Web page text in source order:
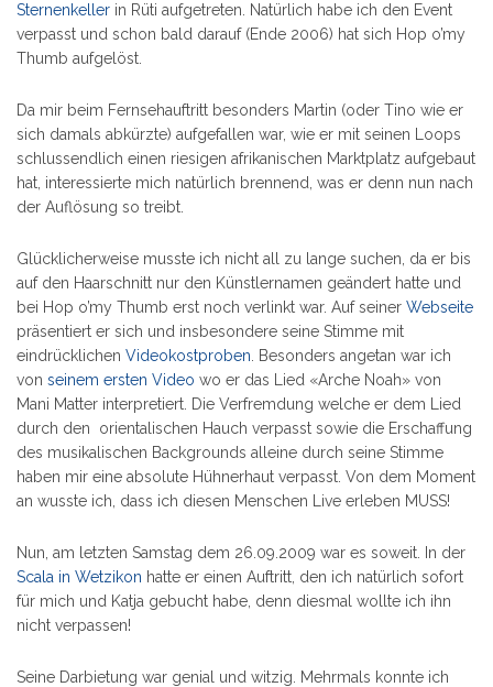
Sternenkeller in Rüti aufgetreten. Natürlich habe ich den Event
verpasst und schon bald darauf (Ende 2006) hat sich Hop o’my
Thumb aufgelöst.
Da mir beim Fernsehauftritt besonders Martin (oder Tino wie er
sich damals abkürzte) aufgefallen war, wie er mit seinen Loops
schlussendlich einen riesigen afrikanischen Marktplatz aufgebaut
hat, interessierte mich natürlich brennend, was er denn nun nach
der Auflösung so treibt.
Glücklicherweise musste ich nicht all zu lange suchen, da er bis
auf den Haarschnitt nur den Künstlernamen geändert hatte und
bei Hop o’my Thumb erst noch verlinkt war. Auf seiner Webseite
präsentiert er sich und insbesondere seine Stimme mit
eindrücklichen Videokostproben . Besonders angetan war ich
von seinem ersten Video wo er das Lied «Arche Noah» von
Mani Matter interpretiert. Die Verfremdung welche er dem Lied
durch den orientalischen Hauch verpasst sowie die Erschaffung
des musikalischen Backgrounds alleine durch seine Stimme
haben mir eine absolute Hühnerhaut verpasst. Von dem Moment
an wusste ich, dass ich diesen Menschen Live erleben MUSS!
Nun, am letzten Samstag dem 26.09.2009 war es soweit. In der
Scala in Wetzikon hatte er einen Auftritt, den ich natürlich sofort
für mich und Katja gebucht habe, denn diesmal wollte ich ihn
nicht verpassen!
Seine Darbietung war genial und witzig. Mehrmals konnte ich